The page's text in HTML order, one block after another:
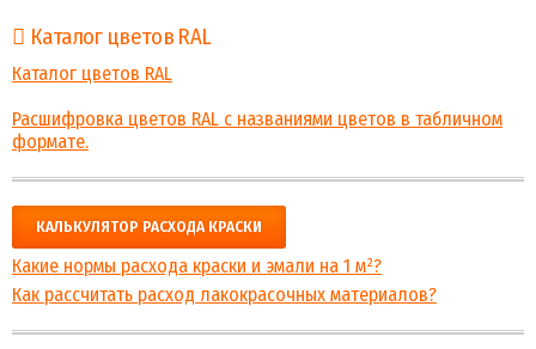
Каталог цветов RAL
Каталог цветов RAL
Расшифровка цветов RAL с названиями цветов в табличном
формате.
КАЛЬКУЛЯТОР РАСХОДА КРАСКИ
Какие нормы расхода краски и эмали на 1 м²?
Как рассчитать расход лакокрасочных материалов?